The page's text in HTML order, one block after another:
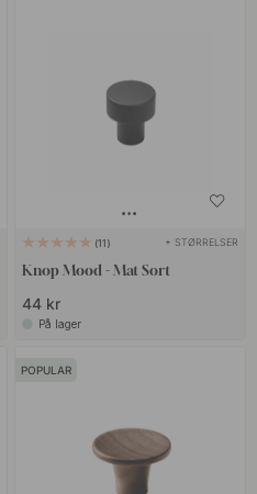
11 + STØRRELSER
Knop Mood - Mat Sort
44 kr
På lager
POPULAR